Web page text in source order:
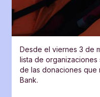
Desde el viernes 3 de
lista de
de las donaciones que
Bank.